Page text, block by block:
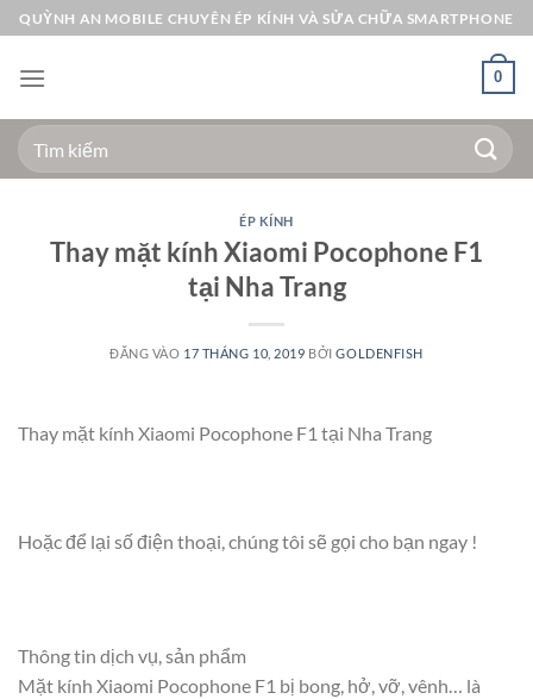
Bỏ
qua
nội
QUỲNH AN MOBILE CHUYÊN ÉP KÍNH VÀ SỬA CHỮA SMARTPHONE
0
Tìm
kiếm:
ÉP KÍNH
Thay mặt kính Xiaomi Pocophone F1
tại Nha Trang
ĐĂNG VÀO 17 THÁNG 10, 2019 BỞIGOLDENFISH
Thay mặt kính Xiaomi Pocophone F1 tại Nha Trang
Hoặc để lại số điện thoại, chúng tôi sẽ gọi cho bạn ngay !
Thông tin dịch vụ, sản phẩm
Mặt kính Xiaomi Pocophone F1 bị bong, hở, vỡ, vênh… là